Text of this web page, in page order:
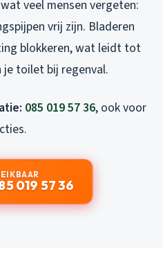
veel mensen vergeten:
vrij zijn. Bladeren
blokkeren, wat leidt tot
toilet bij regenval.
085 019 57 36, ook voor
019 57 36